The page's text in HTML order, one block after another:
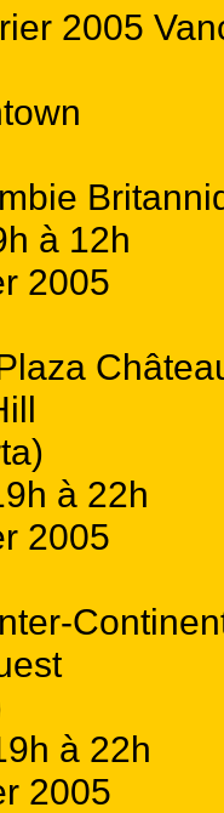
2005
à 12h
2005
à 22h
2005
à 22h
2005